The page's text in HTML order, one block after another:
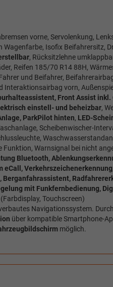
vorne, Servolenkung,
Wagenfarbe, Isofix Beifahrersitz,
, Rücksitzlehne
Reifen 185/70 R14 88H,
und Beifahrer,
vorn,
Front Assist inkl.
einstell- und beheizbar,
ParkPilot hinten, LED-
Scheibenwischer-
Funktion, Warnsignal bei nicht
Bluetooth,
Berganfahrassistent,
mit Funkfernbedienung,
Touchscreen)
Navigationssystem. Durch
über kompatible Smartphone-
möglich.